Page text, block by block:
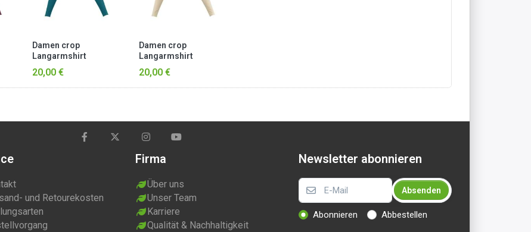
Damen crop
Langarmshirt
hochgeschlossen
„Noia“ Petrol
20,00 €
Damen crop
Langarmshirt
hochgeschlossen
„Noia“ Beige
20,00 €
und Retourekosten
Firma
Über uns
Unser Team
Karriere
Qualität & Nachhaltigkeit
Newsletter abonnieren
Absenden
Abonnieren Abbestellen